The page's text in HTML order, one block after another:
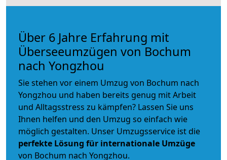
Über 6 Jahre Erfahrung mit
Überseeumzügen von Bochum
nach Yongzhou
Sie stehen vor einem Umzug von Bochum nach
Yongzhou und haben bereits genug mit Arbeit
und Alltagsstress zu kämpfen? Lassen Sie uns
Ihnen helfen und den Umzug so einfach wie
möglich gestalten. Unser Umzugsservice ist die
perfekte Lösung für internationale Umzüge
von Bochum nach Yongzhou.